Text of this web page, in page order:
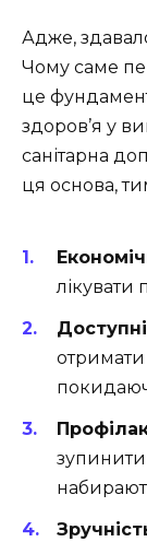
Адже,
Чому саме
це
здоров’я у
санітарна
ця основа,
лікувати